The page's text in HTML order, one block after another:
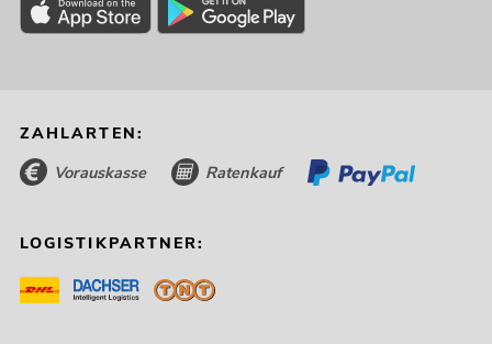
ZAHLARTEN:
Vorauskasse Ratenkauf
LOGISTIKPARTNER: